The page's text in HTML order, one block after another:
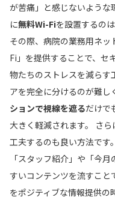
が苦痛」と感じないような
に無料Wi-Fiを設置するの
その際、病院の業務用ネ
Fi」を提供することで、セ
物たちのストレスを減らす
アを完全に分けるのが難し
ションで視線を遮るだけで
大きく軽減されます。 さ
工夫するのも良い方法です
「スタッフ紹介」や「今
すいコンテンツを流すこと
をポジティブな情報提供の